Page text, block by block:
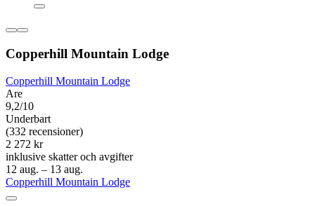
Copperhill Mountain Lodge
Copperhill Mountain Lodge
Are
9,2/10
Underbart
(332 recensioner)
2 272 kr
inklusive skatter och avgifter
12 aug. – 13 aug.
Copperhill Mountain Lodge